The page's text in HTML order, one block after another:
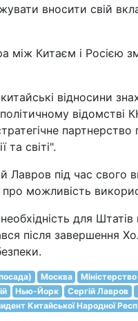
вносити свій
між Китаєм і Росією
відносини
відомстві
та світі".
Лавров під час
можливість
для
після завершення
Москва
Нью-Йорк Сергій Лавров
Китайської Народної